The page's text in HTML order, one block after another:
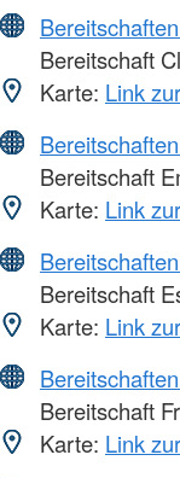
Bereitschaft
Karte: Link
Bereitschaft
Karte: Link
Bereitschaft
Karte: Link
Bereitschaft
Karte: Link